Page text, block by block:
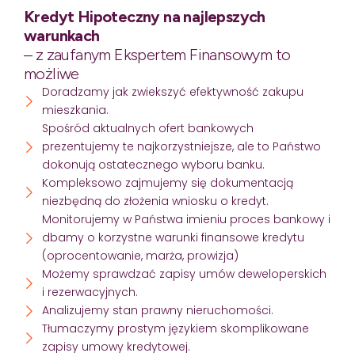
Kredyt Hipoteczny na najlepszych
warunkach
– z zaufanym Ekspertem Finansowym to
możliwe
Doradzamy jak zwiekszyć efektywność zakupu
mieszkania.
Spośród aktualnych ofert bankowych
prezentujemy te najkorzystniejsze, ale to Państwo
dokonują ostatecznego wyboru banku.
Kompleksowo zajmujemy się dokumentacją
niezbędną do złożenia wniosku o kredyt.
Monitorujemy w Państwa imieniu proces bankowy i
dbamy o korzystne warunki finansowe kredytu
(oprocentowanie, marża, prowizja)
Możemy sprawdzać zapisy umów deweloperskich
i rezerwacyjnych.
Analizujemy stan prawny nieruchomości.
Tłumaczymy prostym językiem skomplikowane
zapisy umowy kredytowej.